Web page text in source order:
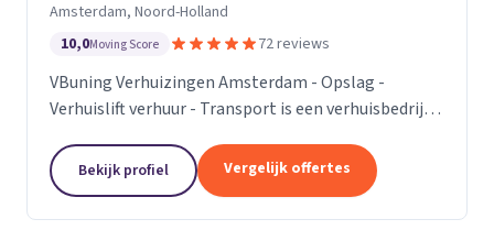
Amsterdam, Noord-Holland
10,0Moving Score 72 reviews
VBuning Verhuizingen Amsterdam - Opslag -
Verhuislift verhuur - Transport is een verhuisbedrijf
Bekijk profiel Vergelijk offertes